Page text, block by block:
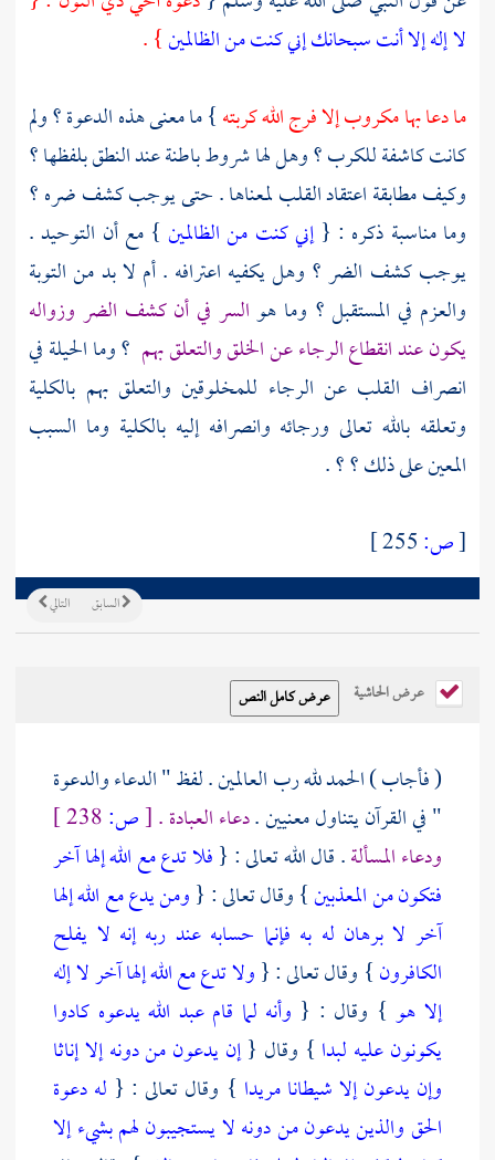
لا إله إلا أنت سبحانك إني كنت من الظالمين} .
ما دعا بها مكروب إلا فرج الله كربته} ما معنى هذه الدعوة ؟ ولم
كانت كاشفة للكرب ؟ وهل لها شروط باطنة عند النطق بلفظها ؟
وكيف مطابقة اعتقاد القلب لمعناها . حتى يوجب كشف ضره ؟
وما مناسبة ذكره : {إني كنت من الظالمين } مع أن التوحيد .
يوجب كشف الضر ؟ وهل يكفيه اعترافه . أم لا بد من التوبة
والعزم في المستقبل ؟ وما هوالسر في أن كشف الضر وزواله
يكون عند انقطاع الرجاء عن الخلق والتعلق بهم ؟ وما الحيلة في
انصراف القلب عن الرجاء للمخلوقين والتعلق بهم بالكلية
وتعلقه بالله تعالى ورجائه وانصرافه إليه بالكلية وما السبب
المعين على ذلك ؟ ؟ .
[ص:
التالي السابق
عرض الحاشية
( فأجاب ) الحمد لله رب العالمين . لفظ " الدعاء والدعوة
" في القرآن يتناول معنيين .دعاء العبادة .[ص:
ودعاء المسألة. قال الله تعالى : {فلا تدع مع الله إلها آخر
فتكون من المعذبين} وقال تعالى : {ومن يدع مع الله إلها
آخر لا برهان له به فإنما حسابه عند ربه إنه لا يفلح
الكافرون} وقال تعالى : {ولا تدع مع الله إلها آخر لا إله
إلا هو } وقال : { وأنه لما قام عبد الله يدعوه كادوا
يكونون عليه لبدا } وقال {إن يدعون من دونه إلا إناثا
وإن يدعون إلا شيطانا مريدا } وقال تعالى : { له دعوة
الحق والذين يدعون من دونه لا يستجيبون لهم بشيء إلا